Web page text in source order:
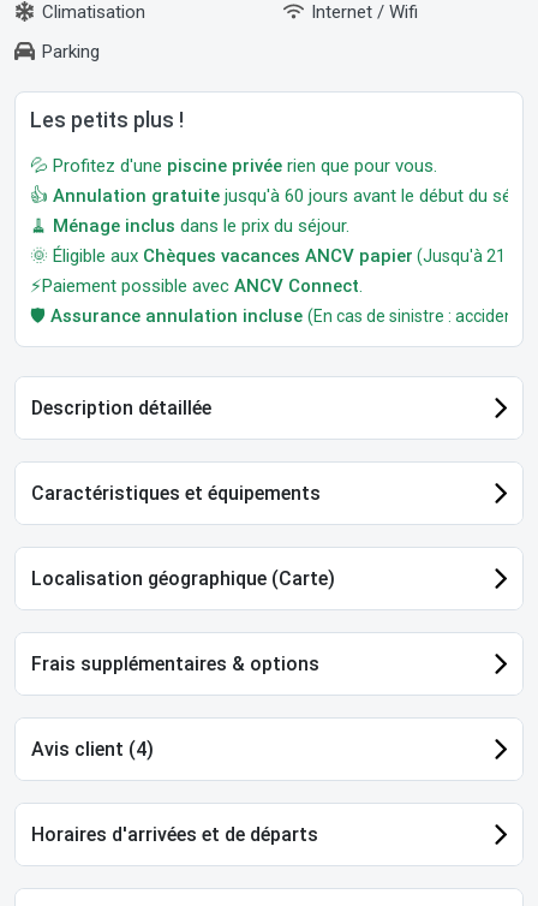
Climatisation
Internet / Wifi
Parking
Les petits plus !
💦 Profitez d'une piscine privée rien que pour vous.
👍 Annulation gratuite jusqu'à 60 jours avant le début du
🧹 Ménage inclus dans le prix du séjour.
🌞 Éligible aux Chèques vacances ANCV papier (Jusqu'à 21
⚡Paiement possible avec ANCV Connect
🛡️ Assurance annulation incluse (En cas de sinistre : accident,
Description détaillée
Caractéristiques et équipements
Localisation géographique (Carte)
Frais supplémentaires & options
Avis client (4)
Horaires d'arrivées et de départs